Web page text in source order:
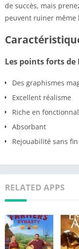
de succès, mais
peuvent ruiner même
Les points forts de
Des graphismes
Excellent réalisme
Riche en
Absorbant
Rejouabilité sans fin
RELATED APPS